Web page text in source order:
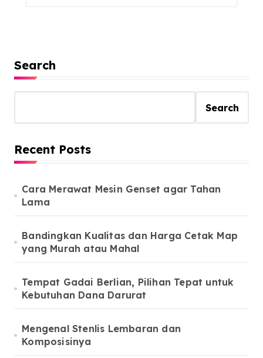
Search
Search
Recent Posts
Cara Merawat Mesin Genset agar Tahan
Lama
Bandingkan Kualitas dan Harga Cetak Map
yang Murah atau Mahal
Tempat Gadai Berlian, Pilihan Tepat untuk
Kebutuhan Dana Darurat
Mengenal Stenlis Lembaran dan
Komposisinya